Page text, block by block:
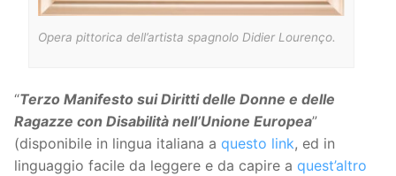
Opera pittorica dell’artista spagnolo Didier Lourenço.
“Terzo Manifesto sui Diritti delle Donne e delle
Ragazze con Disabilità nell’Unione Europea”
(disponibile in lingua italiana a questo link, ed in
linguaggio facile da leggere e da capire a quest’altro